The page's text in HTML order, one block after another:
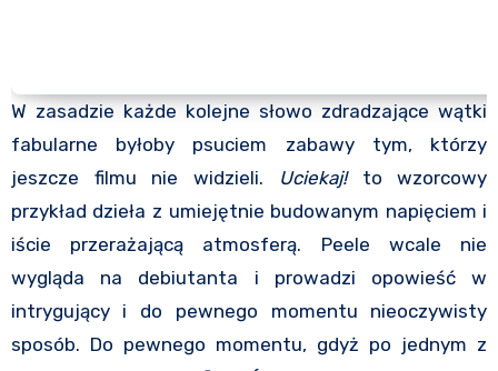
W zasadzie każde kolejne słowo zdradzające wątki
fabularne byłoby psuciem zabawy tym, którzy
jeszcze filmu nie widzieli.
Uciekaj! to wzorcowy
przykład dzieła z umiejętnie budowanym napięciem i
iście przerażającą atmosferą. Peele wcale nie
wygląda na debiutanta i prowadzi opowieść w
intrygujący i do pewnego momentu nieoczywisty
sposób. Do pewnego momentu, gdyż po jednym z